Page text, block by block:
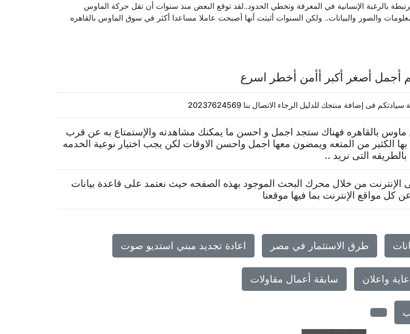
بالرغبة الإنسانية في المعرفة وتخطي الحدود..لقد توقع البعض منذ سنوات أن تقل حركة الماوس
والصور والبيانات.. ولكن السنوات أثبتت أنها أصبحت عاملا مساعدا أكثر في سوق الماوس بالقاهره
أصغر أكبر أأمن أخطر اسرع
فى إضافة منتجك للدليل الرجاء الاتصال بنا 20237624569
ماوس بالقاهره فهناك ستجد اجمل و احسن ما يمكنك مشاهدته والإستمتاع به عن قرب
الكثير من المتعه ويمضون معها اجمل واحسن الاوقات لكن يجب اختيار نوعية الخدمه
التى نريد ..
من خلال محرك البحث الموجود بهذه الصفحه حيث نعتمد على قاعدة بيانات
مواقع الإنترنت بما فيها موقعنا
طرق الاستثمار في مصر اعادة تجديد مبني استديو صوت
واعلان سابقة أعمال مقاولات